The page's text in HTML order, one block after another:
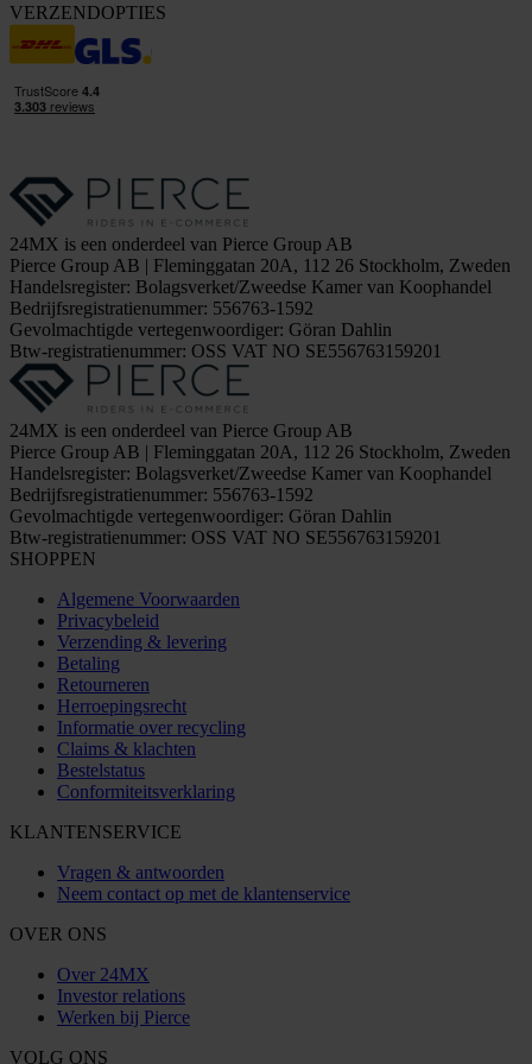
VERZENDOPTIES
24MX is een onderdeel van Pierce Group AB
Pierce Group AB | Fleminggatan 20A, 112 26 Stockholm, Zweden
Handelsregister: Bolagsverket/Zweedse Kamer van Koophandel
Bedrijfsregistratienummer: 556763-1592
Gevolmachtigde vertegenwoordiger: Göran Dahlin
Btw-registratienummer: OSS VAT NO SE556763159201
24MX is een onderdeel van Pierce Group AB
Pierce Group AB | Fleminggatan 20A, 112 26 Stockholm, Zweden
Handelsregister: Bolagsverket/Zweedse Kamer van Koophandel
Bedrijfsregistratienummer: 556763-1592
Gevolmachtigde vertegenwoordiger: Göran Dahlin
Btw-registratienummer: OSS VAT NO SE556763159201
SHOPPEN
Algemene Voorwaarden
Privacybeleid
Verzending & levering
Betaling
Retourneren
Herroepingsrecht
Informatie over recycling
Claims & klachten
Bestelstatus
Conformiteitsverklaring
KLANTENSERVICE
Vragen & antwoorden
Neem contact op met de klantenservice
OVER ONS
Over 24MX
Investor relations
Werken bij Pierce
VOLG ONS